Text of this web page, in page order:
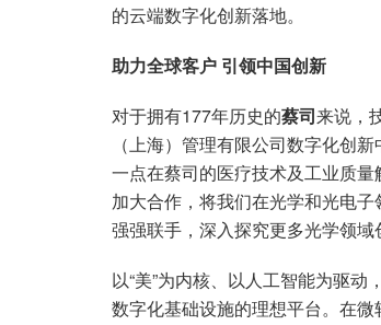
的云端数字化创新落地。
助力全球客户 引领中国创新
对于拥有177年历史的蔡司来说，
（上海）管理有限公司数字化创
一点在蔡司的医疗技术及工业质
加大合作，将我们在光学和光电
强强联手，深入探究更多光学领
以“美”为内核、以人工智能为驱动
数字化基础设施的理想平台。在